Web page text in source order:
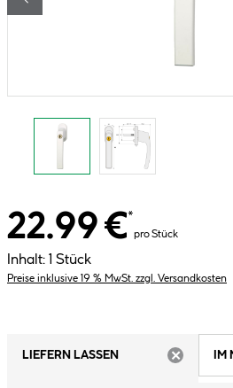
22.99 €*
pro Stück
Inhalt: 1 Stück
Preise inklusive 19 % MwSt. zzgl. Versandkosten
LIEFERN LASSEN
IM